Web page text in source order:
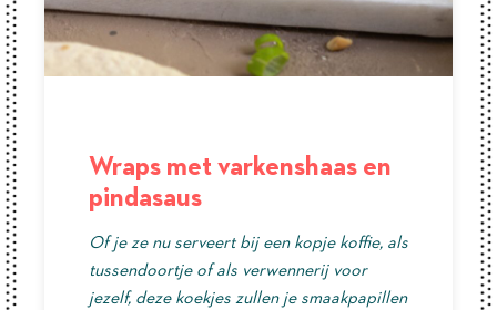
Wraps met varkenshaas en
pindasaus
Of je ze nu serveert bij een kopje koffie, als
tussendoortje of als verwennerij voor
jezelf, deze koekjes zullen je smaakpapillen